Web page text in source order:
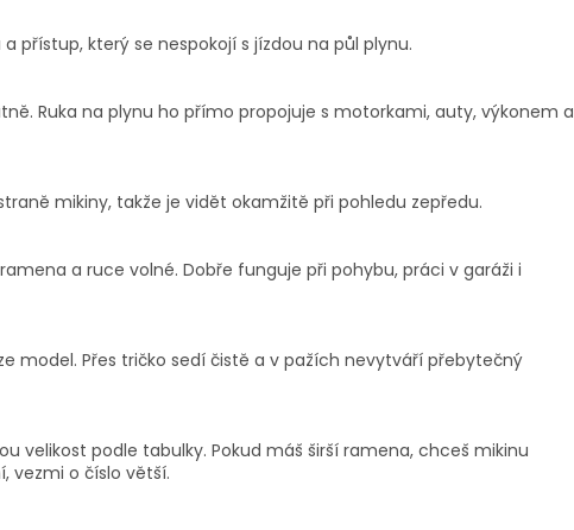
přístup, který se nespokojí s jízdou na půl plynu.
Ruka na plynu ho přímo propojuje s motorkami, auty, výkonem a
mikiny, takže je vidět okamžitě při pohledu zepředu.
a ruce volné. Dobře funguje při pohybu, práci v garáži i
model. Přes tričko sedí čistě a v pažích nevytváří přebytečný
velikost podle tabulky. Pokud máš širší ramena, chceš mikinu
vezmi o číslo větší.